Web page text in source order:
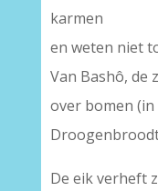
karmen
en weten niet
Van Bashô, de
over bomen (in
De eik verheft